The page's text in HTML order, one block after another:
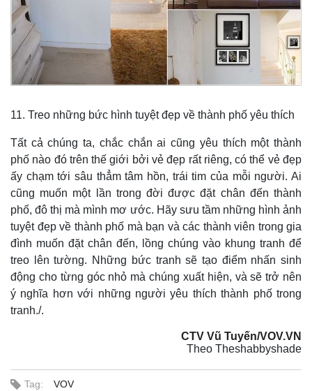
Vụ án
Tư vấn luật
Vũ khí
Phân tích
11. Treo những bức hình tuyệt đẹp về thành phố yêu thích
Tất cả chúng ta, chắc chắn ai cũng yêu thích một thành
phố nào đó trên thế giới bởi vẻ đẹp rất riêng, có thể vẻ đẹp
ấy chạm tới sâu thẳm tâm hồn, trái tim của mỗi người. Ai
cũng muốn một lần trong đời được đặt chân đến thành
phố, đô thị mà mình mơ ước. Hãy sưu tầm những hình ảnh
tuyệt đẹp về thành phố mà bạn và các thành viên trong gia
đình muốn đặt chân đến, lồng chúng vào khung tranh để
treo lên tường. Những bức tranh sẽ tạo điểm nhấn sinh
động cho từng góc nhỏ mà chúng xuất hiện, và sẽ trở nên
ý nghĩa hơn với những người yêu thích thành phố trong
tranh./.
CTV Vũ Tuyến/VOV.VN
Theo Theshabbyshade
Tag: VOV